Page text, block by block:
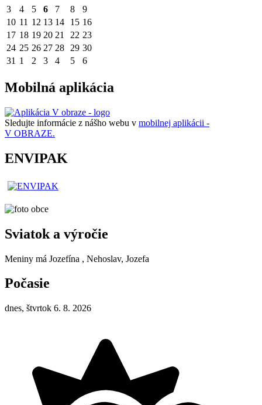
3
4 5 6 7 8
9
10 11 12 13 14 15 16
17 18 19 20 21 22 23
24 25 26 27 28 29 30
31 1 2 3 4 5 6
Mobilná aplikácia
Sledujte informácie z nášho webu v mobilnej aplikácii -
V OBRAZE.
ENVIPAK
Sviatok a výročie
Meniny má Jozefína , Nehoslav, Jozefa
Počasie
dnes, štvrtok 6. 8. 2026